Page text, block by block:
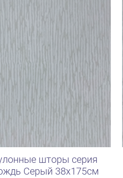
шторы серия
Серый 38х175см